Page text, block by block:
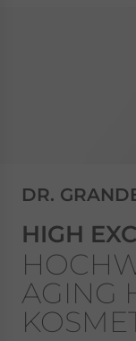
DR.
HIGH
AGING